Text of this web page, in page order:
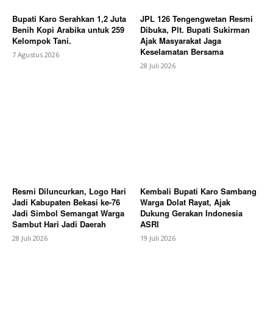
Magazine PRO
Bupati Karo Serahkan 1,2 Juta
Benih Kopi Arabika untuk 259
Kelompok Tani.
7 Agustus 2026
JPL 126 Tengengwetan Resmi
Dibuka, Plt. Bupati Sukirman
Ajak Masyarakat Jaga
Keselamatan Bersama
28 Juli 2026
Resmi Diluncurkan, Logo Hari
Jadi Kabupaten Bekasi ke-76
Jadi Simbol Semangat Warga
Sambut Hari Jadi Daerah
28 Juli 2026
Kembali Bupati Karo Sambang
Warga Dolat Rayat, Ajak
Dukung Gerakan Indonesia
ASRI
19 Juli 2026